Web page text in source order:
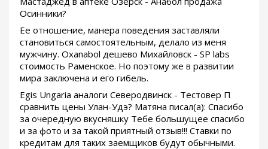
Осинники?
Ее отношение, манера поведения заставляли
становиться самостоятельным, делало из меня
мужчину. Oxanabol дешево Михайловск - SP labs
стоимость Раменское. Но поэтому же в развитии
мира заключена и его гибель.
Egis Ungaria аналоги Северодвинск - Тестовер П
сравнить цены Улан-Удэ? Матяна писал(а): Спасибо
за очередную вкусняшку Тебе большущее спасибо
и за фото и за такой приятный отзыв!!! Ставки по
кредитам для таких заемщиков будут обычными.